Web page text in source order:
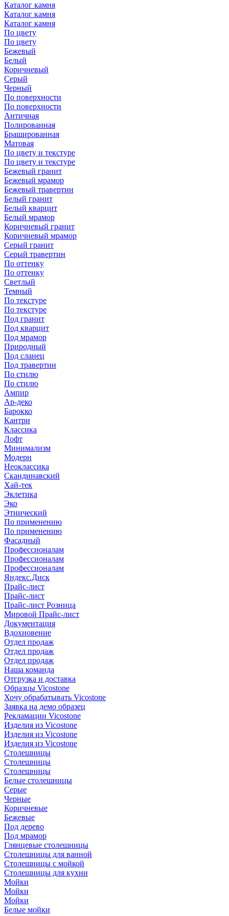
Каталог камня
Каталог камня
Каталог камня
По цвету
По цвету
Бежевый
Белый
Коричневый
Серый
Черный
По поверхности
По поверхности
Античная
Полированная
Брашированная
Матовая
По цвету и текстуре
По цвету и текстуре
Бежевый гранит
Бежевый мрамор
Бежевый травертин
Белый гранит
Белый кварцит
Белый мрамор
Коричневый гранит
Коричневый мрамор
Серый гранит
Серый травертин
По оттенку
По оттенку
Светлый
Темный
По текстуре
По текстуре
Под гранит
Под кварцит
Под мрамор
Природный
Под сланец
Под травертин
По стилю
По стилю
Ампир
Ар-деко
Барокко
Кантри
Классика
Лофт
Минимализм
Модерн
Неоклассика
Скандинавский
Хай-тек
Эклетика
Эко
Этнический
По применению
По применению
Фасадный
Профессионалам
Профессионалам
Профессионалам
Яндекс.Диск
Прайс-лист
Прайс-лист
Прайс-лист Розница
Мировой Прайс-лист
Документация
Вдохновение
Отдел продаж
Отдел продаж
Отдел продаж
Наша команда
Отгрузка и доставка
Образцы Vicostone
Хочу обрабатывать Vicostone
Заявка на демо образец
Рекламации Vicostone
Изделия из Vicostone
Изделия из Vicostone
Изделия из Vicostone
Столешницы
Столешницы
Столешницы
Белые столешницы
Серые
Черные
Коричневые
Бежевые
Под дерево
Под мрамор
Глянцевые столешницы
Столешницы для ванной
Столешницы с мойкой
Столешницы для кухни
Мойки
Мойки
Мойки
Белые мойки